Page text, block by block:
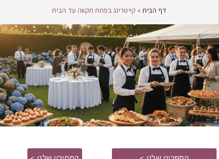
דף הבית» קייטרינג בפתח תקווה עד הבית